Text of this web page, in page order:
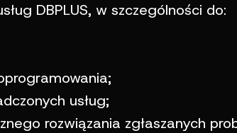
DBPLUS, w szczególności do:
usług;
rozwiązania zgłaszanych